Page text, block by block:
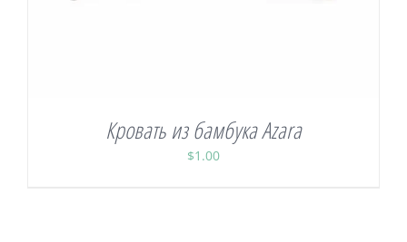
Кровать из бамбука Azara
$1.00